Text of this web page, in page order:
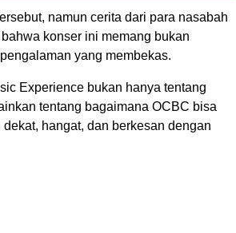
namun cerita dari para nasabah
konser ini memang bukan
yang membekas.
Experience bukan hanya tentang
tentang bagaimana OCBC bisa
hangat, dan berkesan dengan